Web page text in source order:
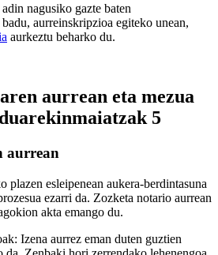
nagusiko gazte baten
aurreinskripzioa egiteko unean,
aurkeztu beharko du.
aurrean eta mezua
maiatzak 5
aurrean
plazen esleipenean aukera-berdintasuna
ezarri da. Zozketa notario aurrean
akta emango du.
Izena aurrez eman duten guztien